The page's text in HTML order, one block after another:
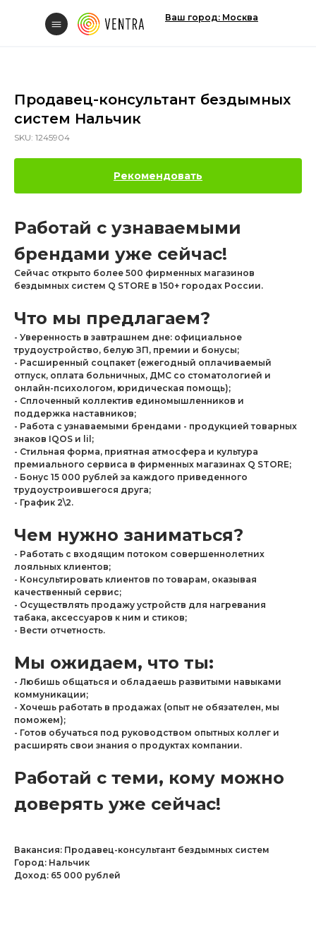
Вакансии
Ваш город: Москва
Продавец-консультант бездымных
систем Нальчик
SKU: 1245904
Рекомендовать
Работай с узнаваемыми
брендами уже сейчас!
Сейчас открыто более 500 фирменных магазинов
бездымных систем Q STORE в 150+ городах России.
Что мы предлагаем?
- Уверенность в завтрашнем дне: официальное
трудоустройство, белую ЗП, премии и бонусы;
- Расширенный соцпакет (ежегодный оплачиваемый
отпуск, оплата больничных, ДМС со стоматологией и
онлайн-психологом, юридическая помощь);
- Сплоченный коллектив единомышленников и
поддержка наставников;
- Работа с узнаваемыми брендами - продукцией товарных
знаков IQOS и lil;
- Стильная форма, приятная атмосфера и культура
премиального сервиса в фирменных магазинах Q STORE;
- Бонус 15 000 рублей за каждого приведенного
трудоустроившегося друга;
- График 2\2.
Чем нужно заниматься?
- Работать с входящим потоком совершеннолетних
лояльных клиентов;
- Консультировать клиентов по товарам, оказывая
качественный сервис;
- Осуществлять продажу устройств для нагревания
табака, аксессуаров к ним и стиков;
- Вести отчетность.
Мы ожидаем, что ты:
- Любишь общаться и обладаешь развитыми навыками
коммуникации;
- Хочешь работать в продажах (опыт не обязателен, мы
поможем);
- Готов обучаться под руководством опытных коллег и
расширять свои знания о продуктах компании.
Работай с теми, кому можно
доверять уже сейчас!
Вакансия: Продавец-консультант бездымных систем
Город: Нальчик
Доход: 65 000 рублей